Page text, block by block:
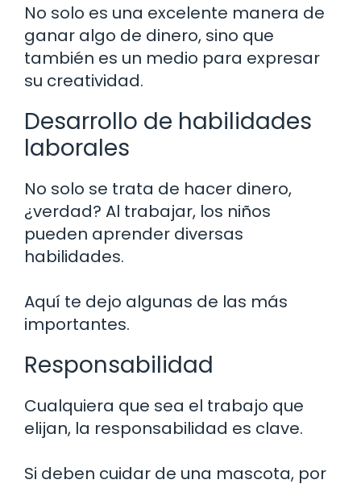
No solo es una excelente manera de
ganar algo de dinero, sino que
también es un medio para expresar
su creatividad.
Desarrollo de habilidades
laborales
No solo se trata de hacer dinero,
¿verdad? Al trabajar, los niños
pueden aprender diversas
habilidades.
Aquí te dejo algunas de las más
importantes.
Responsabilidad
Cualquiera que sea el trabajo que
elijan, la responsabilidad es clave.
Si deben cuidar de una mascota, por